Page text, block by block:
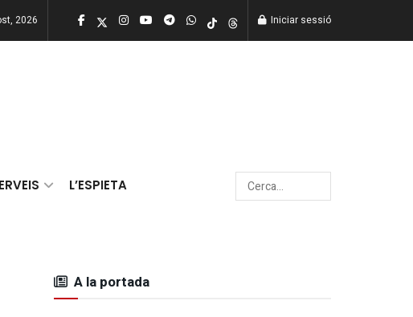
2026 Iniciar sessió
L’ESPIETA
A la portada